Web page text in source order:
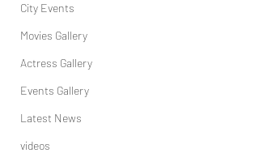
City Events
Movies Gallery
Actress Gallery
Events Gallery
Latest News
videos